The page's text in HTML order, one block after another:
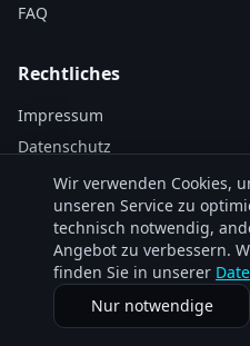
Wir verwenden Cookies,
unseren Service zu
technisch notwendig,
Angebot zu verbessern.
finden Sie in unserer
Nur notwendige
FAQ
Rechtliches
Impressum
Datenschutz
©2026up2next.de.
Made for